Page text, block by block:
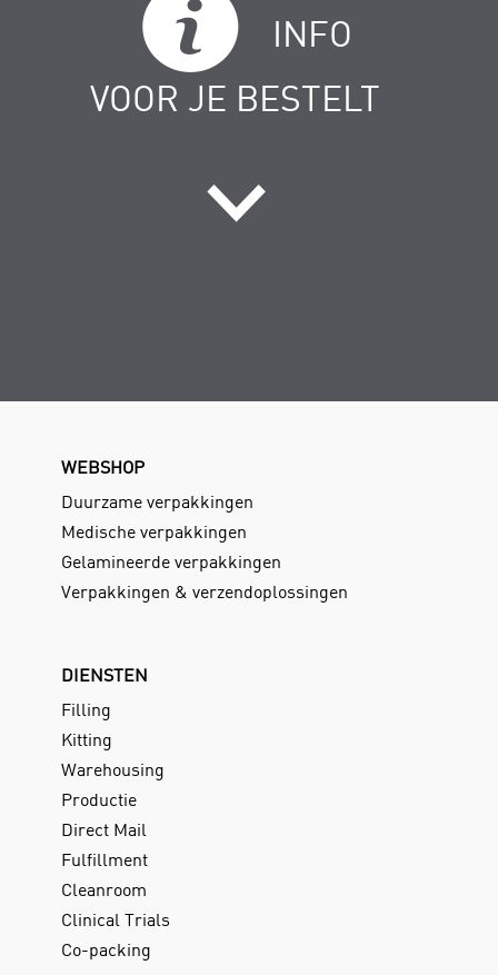
INFO
VOOR JE BESTELT
WEBSHOP
Duurzame verpakkingen
Medische verpakkingen
Gelamineerde verpakkingen
Verpakkingen & verzendoplossingen
DIENSTEN
Filling
Kitting
Warehousing
Productie
Direct Mail
Fulfillment
Cleanroom
Clinical Trials
Co-packing